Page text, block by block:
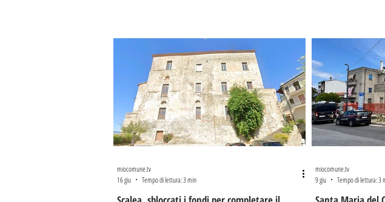
miocomune.tv
16 giu
Tempo di lettura: 3 min
miocomune.tv
9 giu
Tempo di lettura: 3